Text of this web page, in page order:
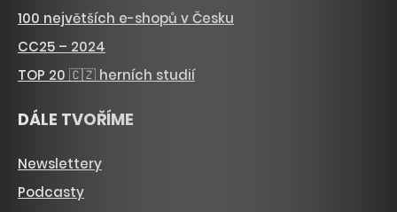
100 největších e-shopů v Česku
CC25 – 2024
TOP 20 🇨🇿 herních studií
DÁLE TVOŘÍME
Newslettery
Podcasty